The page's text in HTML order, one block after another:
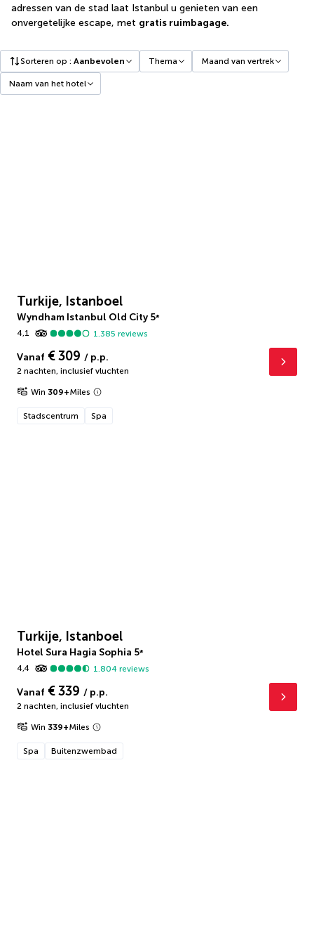
adressen van de stad laat Istanbul u genieten van een
onvergetelijke escape, met gratis ruimbagage.
Sorteren op : Aanbevolen Thema Maand van vertrek
Naam van het hotel
Turkije, Istanboel
Wyndham Istanbul Old City 5*
4,1
1.385 reviews
Vanaf € 309 / p.p.
2 nachten, inclusief vluchten
Win 309+Miles
Stadscentrum Spa
Turkije, Istanboel
Hotel Sura Hagia Sophia 5*
4,4
1.804 reviews
Vanaf € 339 / p.p.
2 nachten, inclusief vluchten
Win 339+Miles
Spa Buitenzwembad